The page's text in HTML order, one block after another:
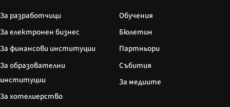
За разработчици
За електронен бизнес
За финансови институции
За образователни
институции
За хотелиерство
Обучения
Бюлетин
Партньори
Събития
За медиите